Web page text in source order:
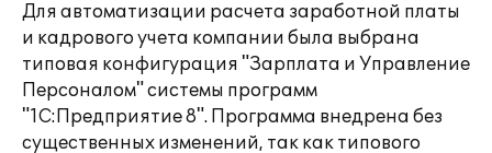
Для автоматизации расчета заработной платы
и кадрового учета компании была выбрана
типовая конфигурация "Зарплата и Управление
Персоналом" системы программ
"1С:Предприятие 8". Программа внедрена без
существенных изменений, так как типового